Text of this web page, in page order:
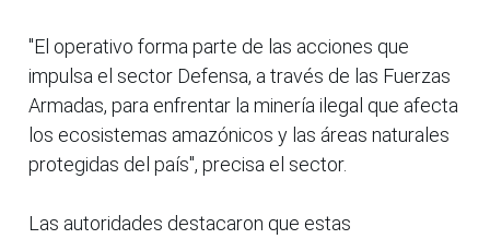
"El operativo forma parte de las acciones que
impulsa el sector Defensa, a través de las Fuerzas
Armadas, para enfrentar la minería ilegal que afecta
los ecosistemas amazónicos y las áreas naturales
protegidas del país", precisa el sector.
Las autoridades destacaron que estas